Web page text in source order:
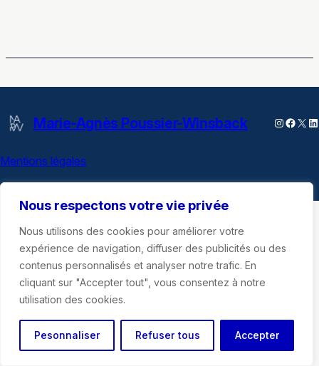
Nous respectons votre vie privée
Nous utilisons des cookies pour améliorer votre
expérience de navigation, diffuser des publicités ou des
contenus personnalisés et analyser notre trafic. En
cliquant sur "Accepter tout", vous consentez à notre
utilisation des cookies.
Pesonnaliser Refuser tous Accepter
Marie-Agnès Poussier-Winsback X
Mentions légales